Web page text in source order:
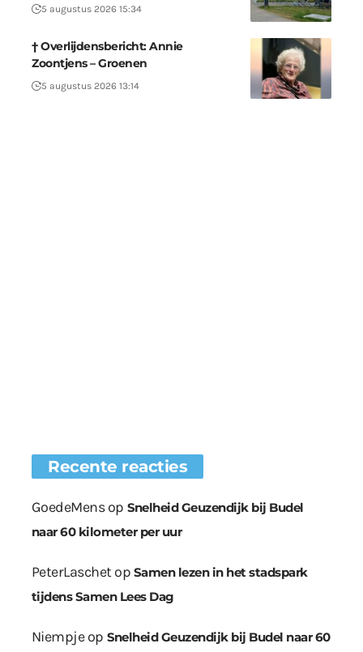
5 augustus 2026 15:34
† Overlijdensbericht: Annie
Zoontjens – Groenen
5 augustus 2026 13:14
Recente reacties
GoedeMensop Snelheid Geuzendijk bij Budel
naar 60 kilometer per uur
PeterLaschetop Samen lezen in het stadspark
tijdens Samen Lees Dag
Niempjeop Snelheid Geuzendijk bij Budel naar 60